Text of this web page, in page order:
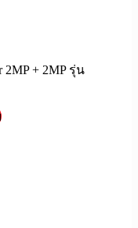
2MP + 2MP รุ่น